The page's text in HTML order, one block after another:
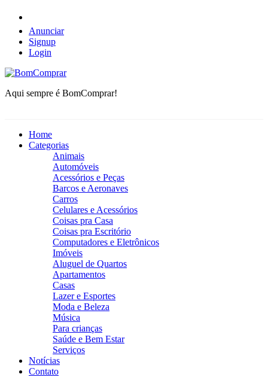
Anunciar
Signup
Login
BomComprar
Aqui sempre é BomComprar!
Home
Categorias
Animais
Automóveis
Acessórios e Peças
Barcos e Aeronaves
Carros
Celulares e Acessórios
Coisas pra Casa
Coisas pra Escritório
Computadores e Eletrônicos
Imóveis
Aluguel de Quartos
Apartamentos
Casas
Lazer e Esportes
Moda e Beleza
Música
Para crianças
Saúde e Bem Estar
Serviços
Notícias
Contato